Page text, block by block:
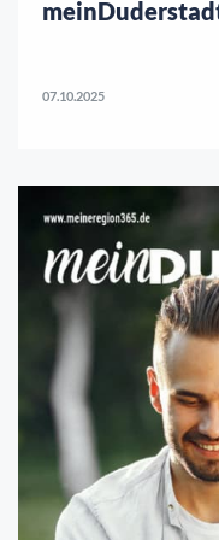
07.10.2025